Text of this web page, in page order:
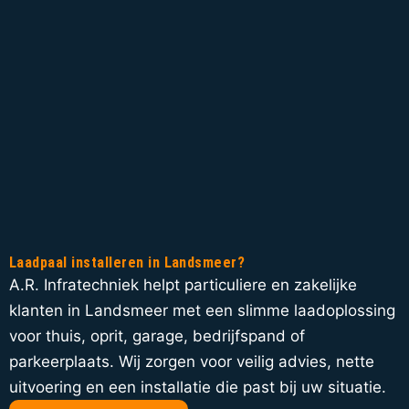
Laadpaal installeren in Landsmeer?
A.R. Infratechniek helpt particuliere en zakelijke
klanten in Landsmeer met een slimme laadoplossing
voor thuis, oprit, garage, bedrijfspand of
parkeerplaats. Wij zorgen voor veilig advies, nette
uitvoering en een installatie die past bij uw situatie.